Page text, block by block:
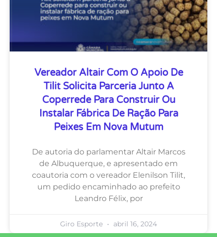
Vereador Altair Com O Apoio De
Tilit Solicita Parceria Junto A
Coperrede Para Construir Ou
Instalar Fábrica De Ração Para
Peixes Em Nova Mutum
De autoria do parlamentar Altair Marcos
de Albuquerque, e apresentado em
coautoria com o vereador Elenilson Tilit,
um pedido encaminhado ao prefeito
Leandro Félix, por
Giro Esporte abril 16, 2024